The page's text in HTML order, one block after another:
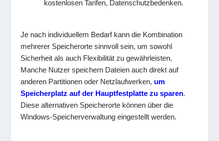
kostenlosen Tarifen, Datenschutzbedenken.
Je nach individuellem Bedarf kann die Kombination
mehrerer Speicherorte sinnvoll sein, um sowohl
Sicherheit als auch Flexibilität zu gewährleisten.
Manche Nutzer speichern Dateien auch direkt auf
anderen Partitionen oder Netzlaufwerken, um
Speicherplatz auf der Hauptfestplatte zu sparen.
Diese alternativen Speicherorte können über die
Windows-Speicherverwaltung eingestellt werden.